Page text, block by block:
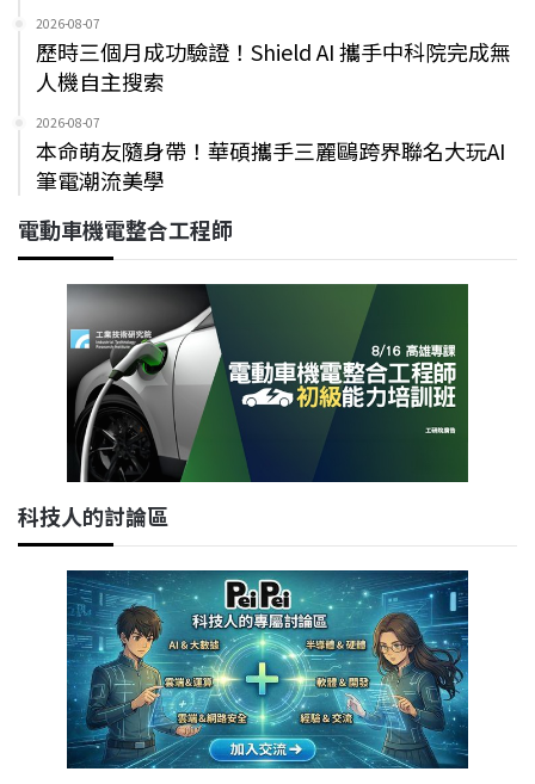
2026-08-07
歷時三個月成功驗證！Shield AI 攜手中科院完成無
人機自主搜索
2026-08-07
本命萌友隨身帶！華碩攜手三麗鷗跨界聯名大玩AI
筆電潮流美學
電動車機電整合工程師
科技人的討論區